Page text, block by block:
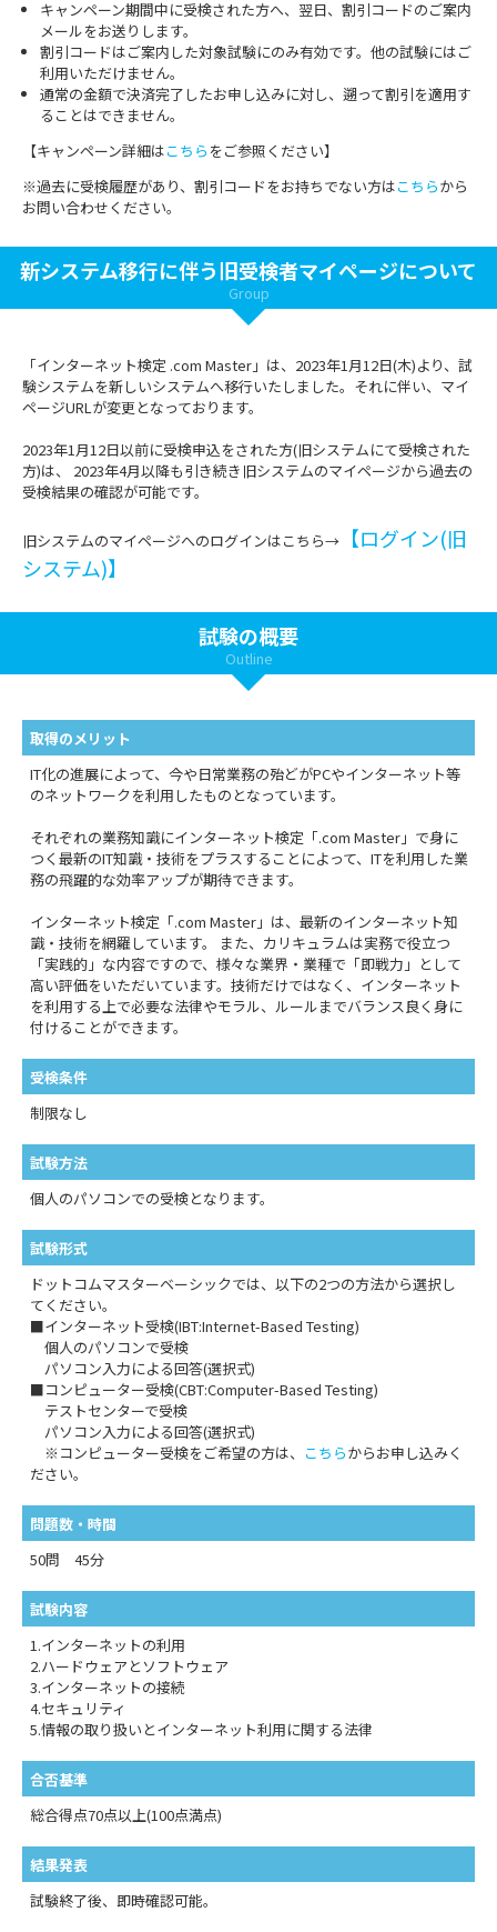
キャンペーン期間中に受検された方へ、翌日、割引コードのご案内
メールをお送りします。
割引コードはご案内した対象試験にのみ有効です。他の試験にはご
利用いただけません。
通常の金額で決済完了したお申し込みに対し、遡って割引を適用す
ることはできません。
【キャンペーン詳細はこちら をご参照ください】
※過去に受検履歴があり、割引コードをお持ちでない方はこちらから
お問い合わせください。
新システム移行に伴う旧受検者マイページについて
Group
「インターネット検定 .com Master」は、2023年1月12日(木)より、試
験システムを新しいシステムへ移行いたしました。それに伴い、マイ
ページURLが変更となっております。
2023年1月12日以前に受検申込をされた方(旧システムにて受検された
方)は、 2023年4月以降も引き続き旧システムのマイページから過去の
受検結果の確認が可能です。
旧システムのマイページへのログインはこちら→
【ログイン(旧
システム)】
試験の概要
Outline
取得のメリット
IT化の進展によって、今や日常業務の殆どがPCやインターネット等
のネットワークを利用したものとなっています。
それぞれの業務知識にインターネット検定「.com Master」で身に
つく最新のIT知識・技術をプラスすることによって、ITを利用した業
務の飛躍的な効率アップが期待できます。
インターネット検定「.com Master」は、最新のインターネット知
識・技術を網羅しています。 また、カリキュラムは実務で役立つ
「実践的」な内容ですので、様々な業界・業種で「即戦力」として
高い評価をいただいています。技術だけではなく、インターネット
を利用する上で必要な法律やモラル、ルールまでバランス良く身に
付けることができます。
受検条件
制限なし
試験方法
個人のパソコンでの受検となります。
試験形式
ドットコムマスターベーシックでは、以下の2つの方法から選択し
てください。
■インターネット受検(IBT:Internet-Based Testing)
個人のパソコンで受検
パソコン入力による回答(選択式)
■コンピューター受検(CBT:Computer-Based Testing)
テストセンターで受検
パソコン入力による回答(選択式)
※コンピューター受検をご希望の方は、 こちらからお申し込みく
ださい。
問題数・時間
50問 45分
試験内容
1.インターネットの利用
2.ハードウェアとソフトウェア
3.インターネットの接続
4.セキュリティ
5.情報の取り扱いとインターネット利用に関する法律
合否基準
総合得点70点以上(100点満点)
結果発表
試験終了後、即時確認可能。